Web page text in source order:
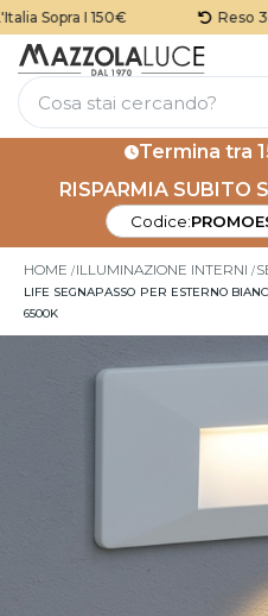
Sopra I 150€ Reso 30
Termina tra
RISPARMIA SUBITO
Codice:
HOME ILLUMINAZIONE INTERNI
LIFE SEGNAPASSO PER ESTERNO
6500K